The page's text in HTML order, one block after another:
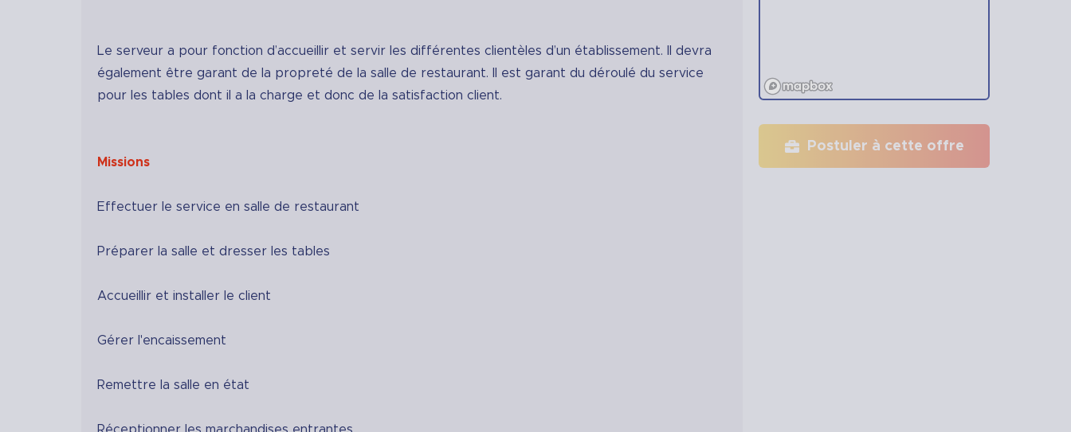
Le serveur a pour fonction d’accueillir et servir les différentes clientèles d’un établissement. Il devra
également être garant de la propreté de la salle de restaurant. Il est garant du déroulé du service
pour les tables dont il a la charge et donc de la satisfaction client.
Missions
Effectuer le service en salle de restaurant
Préparer la salle et dresser les tables
Accueillir et installer le client
Gérer l'encaissement
Remettre la salle en état
Postuler à cette offre